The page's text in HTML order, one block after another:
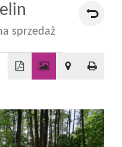
główna
Oferta
sprzedaż